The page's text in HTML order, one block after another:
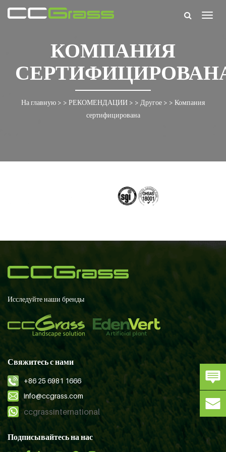
КОМПАНИЯ
На главную > > РЕКОМЕНДАЦИИ > > Другое > > Компания
сертифицирована
Исследуйте наши бренды
Свяжитесь с нами
+86 25 6981 1666
info@ccgrass.com
ccgrassinternational
Подписывайтесь на нас